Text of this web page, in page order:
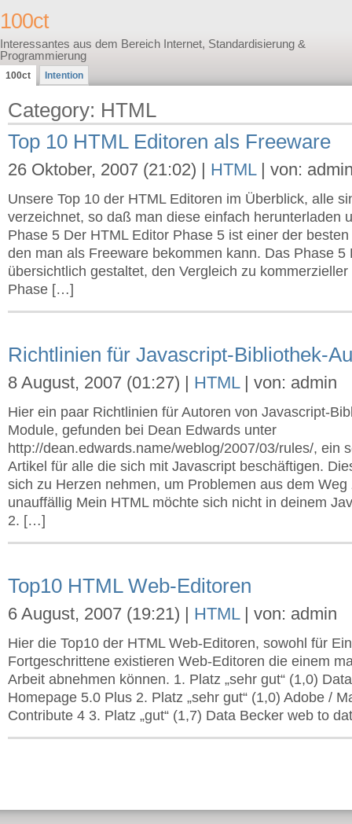
100ct
Interessantes aus dem Bereich Internet, Standardisierung &
Programmierung
100ct Intention
Category: HTML
Top 10 HTML Editoren als Freeware
26 Oktober, 2007 (21:02) | HTML| von:
Unsere Top 10 der HTML Editoren im Überblick, alle
verzeichnet, so daß man diese einfach herunterladen
Phase 5 Der HTML Editor Phase 5 ist einer der
den man als Freeware bekommen kann. Das Phase 5
übersichtlich gestaltet, den Vergleich zu
Phase […]
Richtlinien für Javascript-Bibliothek-
8 August, 2007 (01:27) | HTML| von: admin
Hier ein paar Richtlinien für Autoren von Javascript-
Module, gefunden bei Dean Edwards unter
http://dean.edwards.name/weblog/2007/03/rules/, ein
Artikel für alle die sich mit Javascript beschäftigen.
sich zu Herzen nehmen, um Problemen aus dem
unauffällig Mein HTML möchte sich nicht in deinem
2. […]
Top10 HTML Web-Editoren
6 August, 2007 (19:21) | HTML| von: admin
Hier die Top10 der HTML Web-Editoren, sowohl für
Fortgeschrittene existieren Web-Editoren die einem
Arbeit abnehmen können. 1. Platz „sehr gut“ (1,0)
Homepage 5.0 Plus 2. Platz „sehr gut“ (1,0) Adobe /
Contribute 4 3. Platz „gut“ (1,7) Data Becker web to